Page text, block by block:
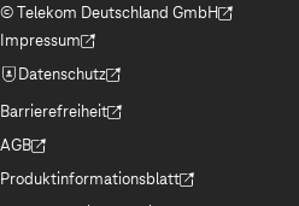
© Telekom Deutschland GmbH
(Der Link wird in einem neuen Tab geöffnet)
Impressum
(Der Link wird in einem neuen Tab geöffnet)
Datenschutz
(Der Link wird in einem neuen Tab geöffnet)
Barrierefreiheit
(Der Link wird in einem neuen Tab geöffnet)
AGB
(Der Link wird in einem neuen Tab geöffnet)
Produktinformationsblatt
(Der Link wird in einem neuen Tab geöffnet)